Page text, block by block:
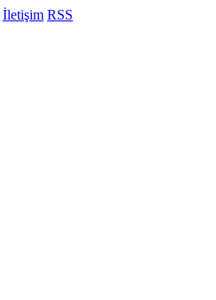
İletişim RSS